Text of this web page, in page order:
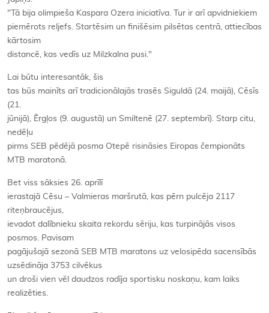
"Tā bija olimpieša Kaspara Ozera iniciatīva. Tur ir arī apvidniekiem
piemērots reljefs. Startēsim un finišēsim pilsētas centrā, attiecības
kārtosim
distancē, kas vedīs uz Milzkalna pusi."
Lai būtu interesantāk, šis
tas būs mainīts arī tradicionālajās trasēs Siguldā (24. maijā), Cēsīs
(21.
jūnijā), Ērgļos (9. augustā) un Smiltenē (27. septembrī). Starp citu,
nedēļu
pirms SEB pēdējā posma Otepē risināsies Eiropas čempionāts
MTB maratonā.
Bet viss sāksies 26. aprīlī
ierastajā Cēsu – Valmieras maršrutā, kas pērn pulcēja 2117
riteņbraucējus,
ievadot dalībnieku skaita rekordu sēriju, kas turpinājās visos
posmos. Pavisam
pagājušajā sezonā SEB MTB maratons uz velosipēda sacensībās
uzsēdināja 3753 cilvēkus
un droši vien vēl daudzos radīja sportisku noskaņu, kam laiks
realizēties.